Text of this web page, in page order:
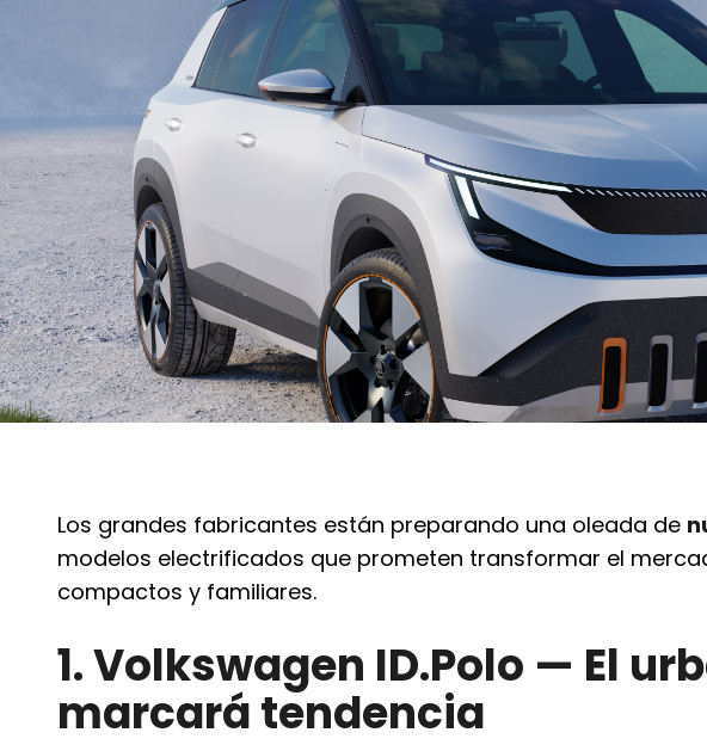
Los grandes fabricantes están preparando una oleada de
modelos electrificados que prometen transformar el
compactos y familiares.
1. Volkswagen ID.Polo — El
marcará tendencia